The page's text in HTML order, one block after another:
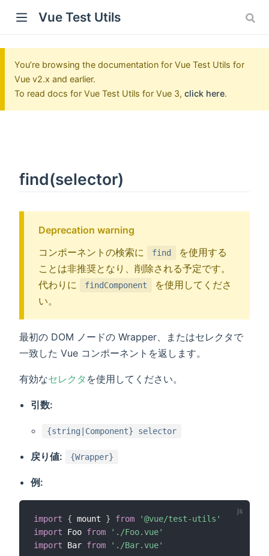
Vue Test Utils
You’re browsing the documentation for Vue Test Utils for
Vue v2.x and earlier.
To read docs for Vue Test Utils for Vue 3, click here.
find(selector)
Deprecation warning
コンポーネントの検索に
find
を使用する
ことは非推奨となり、削除される予定です。
代わりに
findComponent
を使用してくださ
い。
最初の DOM ノードの Wrapper、またはセレクタで
一致した Vue コンポーネントを返します。
有効なセレクタ を使用してください。
引数:
{string|Component} selector
戻り値: {Wrapper}
例:
import { mount } from
'@vue/test-utils'
import Foo from
'./Foo.vue'
import Bar from './Bar.vue'